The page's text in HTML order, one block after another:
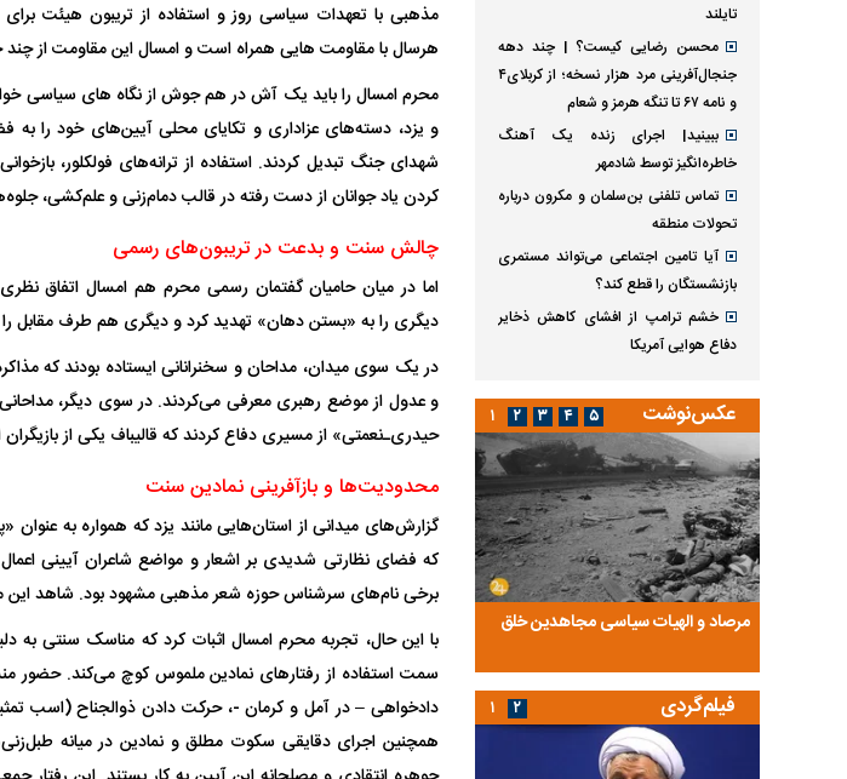
مذهبی با تعهدات سیاسی روز و استفاده از تریبون هیئت
هرسال با مقاومت هایی همراه است و امسال این مقاومت از چند
محرم امسال را باید یک آش در هم جوش از نگاه های سیاسی
و یزد، دسته‌های عزاداری و تکایای محلی آیین‌های خود را به
شهدای جنگ تبدیل کردند. استفاده از ترانه‌های فولکلور،
کردن یاد جوانان از دست رفته در قالب دمام‌زنی و علم‌کشی،
چالش سنت و بدعت در تریبون‌های رسمی
اما در میان حامیان گفتمان رسمی محرم هم امسال اتفاق
دیگری را به «بستن دهان» تهدید کرد و دیگری هم طرف مقابل
در یک سوی میدان، مداحان و سخنرانانی ایستاده بودند که
و عدول از موضع رهبری معرفی می‌کردند. در سوی دیگر،
حیدری‌ـ‌نعمتی» از مسیری دفاع کردند که قالیباف یکی از
محدودیت‌ها و بازآفرینی نمادین سنت
گزارش‌های میدانی از استان‌هایی مانند یزد که همواره به
که فضای نظارتی شدیدی بر اشعار و مواضع شاعران آیینی
برخی نام‌های سرشناس حوزه شعر مذهبی مشهود بود. شاهد این
با این حال، تجربه محرم امسال اثبات کرد که مناسک سنتی به
سمت استفاده از رفتار‌های نمادین ملموس کوچ می‌کند.
دادخواهی – در آمل و کرمان -، حرکت دادن ذوالجناح (اسب
همچنین اجرای دقایقی سکوت مطلق و نمادین در میانه
تایلند
محسن رضایی کیست؟ | چند دهه
جنجال‌آفرینی مرد هزار نسخه؛ از کربلای۴
و نامه ۶۷ تا تنگه هرمز و شعام
ببینید| اجرای زنده یک آهنگ
خاطره‌انگیز توسط شادمهر
تماس تلفنی بن‌سلمان و مکرون درباره
تحولات منطقه
آیا تامین اجتماعی می‌تواند مستمری
بازنشستگان را قطع کند؟
خشم ترامپ از افشای کاهش ذخایر
دفاع هوایی آمریکا
عکس‌نوشت
مرصاد و الهیات سیاسی مجاهدین خلق
روایتی از آخرین مصاحبه‌ی شاه در ایران
و تاریخ ایران
۱ ۲ ۳ ۴ ۵
فیلم‌گردی ۱ ۲